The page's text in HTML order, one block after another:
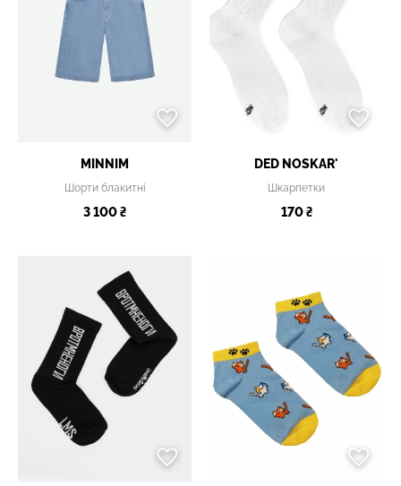
MINNIM
Шорти блакитні
3 100 ₴
DED NOSKAR'
Шкарпетки
170 ₴